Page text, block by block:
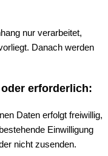
nur verarbeitet,
Danach werden
erforderlich:
Daten erfolgt freiwillig,
Einwilligung
nicht zusenden.